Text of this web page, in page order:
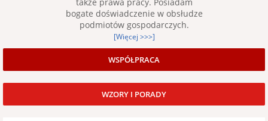
bogate doświadczenie w obsłudze
podmiotów gospodarczych.
[Więcej >>>]
WSPÓŁPRACA
WZORY I PORADY